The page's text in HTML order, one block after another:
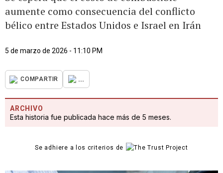
aumente como consecuencia del conflicto
bélico entre Estados Unidos e Israel en Irán
5 de marzo de 2026 - 11:10 PM
COMPARTIR ...
ARCHIVO
Esta historia fue publicada hace más de 5 meses.
Se adhiere a los criterios de